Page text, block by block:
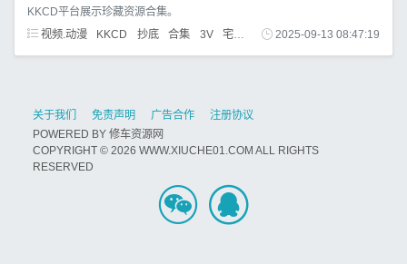
KKCD平台展示珍藏资源合集。
视频.动漫
KKCD 抄底 合集 3V 宅男福利 2025-09-13 08:47:19
关于我们 免责声明 广告合作
注册协议
POWERED BY 修车资源网
COPYRIGHT © 2026 WWW.XIUCHE01.COM ALL RIGHTS
RESERVED